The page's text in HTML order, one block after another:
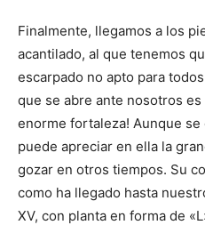
Finalmente, llegamos a los
acantilado, al que tenemos
escarpado no apto para
que se abre ante nosotros
enorme fortaleza! Aunque
puede apreciar en ella la
gozar en otros tiempos. Su
como ha llegado hasta
XV, con planta en forma de